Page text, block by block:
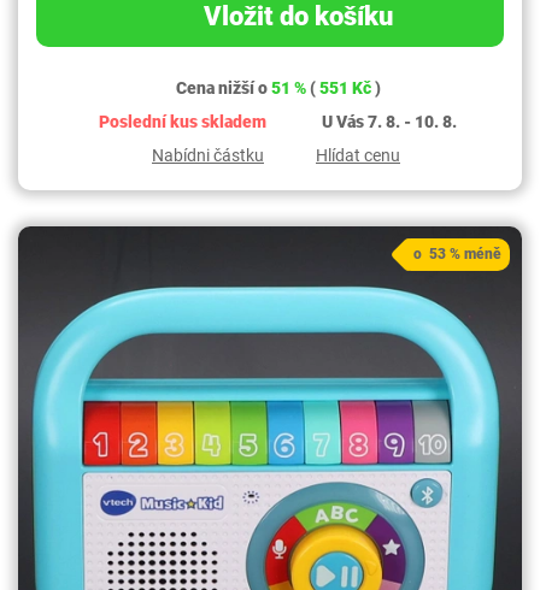
Vložit do košíku
Cena nižší o51 %(551 Kč)
Poslední kus skladem
U Vás 7. 8. - 10. 8.
Nabídni částku
Hlídat cenu
o 53 % méně